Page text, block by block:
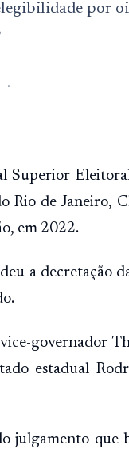
por
·
Rio de Janeiro,
em 2022.
a decretação
governador
estadual
julgamento que